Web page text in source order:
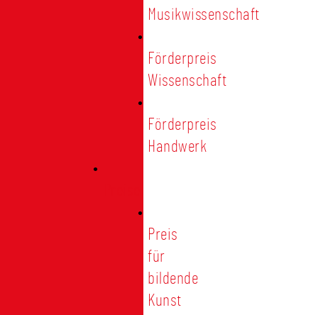
Musikwissenschaft
Förderpreis
Wissenschaft
Förderpreis
Handwerk
Preis
für
bildende
Kunst